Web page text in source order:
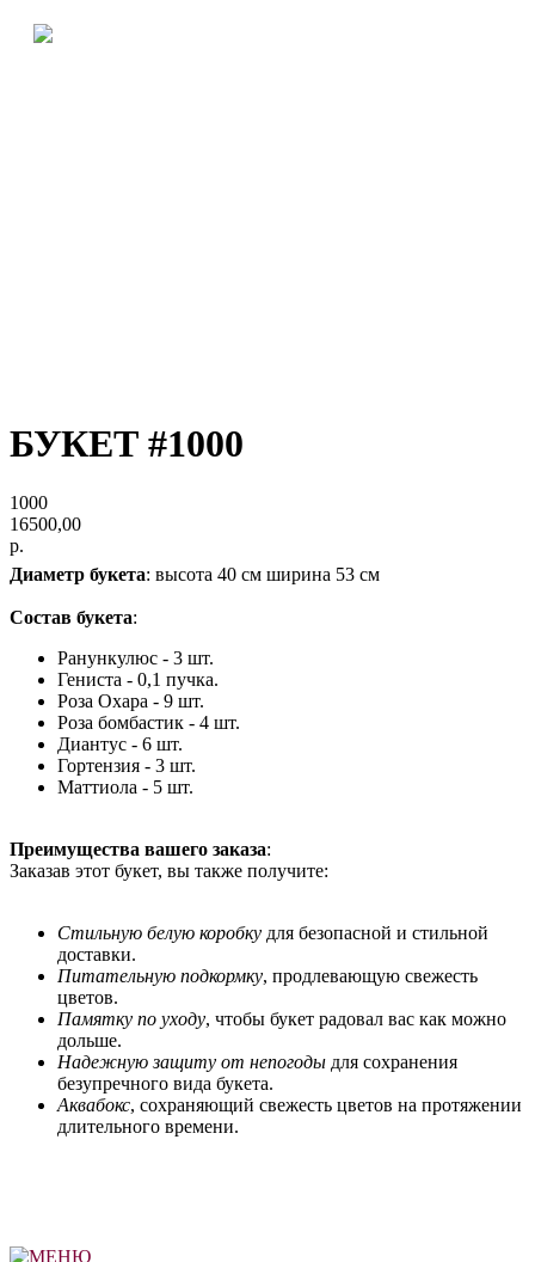
БУКЕТ #1000
1000
16500,00
р.
Диаметр букета: высота 40 см ширина 53 см
Состав букета:
Ранункулюс - 3 шт.
Гениста - 0,1 пучка.
Роза Охара - 9 шт.
Роза бомбастик - 4 шт.
Диантус - 6 шт.
Гортензия - 3 шт.
Маттиола - 5 шт.
Преимущества вашего заказа:
Заказав этот букет, вы также получите:
Стильную белую коробку для безопасной и стильной
доставки.
Питательную подкормку, продлевающую свежесть
цветов.
Памятку по уходу, чтобы букет радовал вас как можно
дольше.
Надежную защиту от непогоды для сохранения
безупречного вида букета.
Аквабокс, сохраняющий свежесть цветов на протяжении
длительного времени.